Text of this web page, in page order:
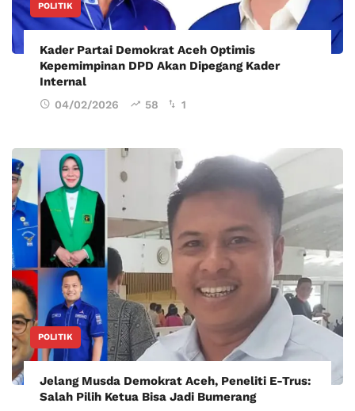
POLITIK
Kader Partai Demokrat Aceh Optimis
Kepemimpinan DPD Akan Dipegang Kader
Internal
04/02/2026 58 1
POLITIK
Jelang Musda Demokrat Aceh, Peneliti E-Trus:
Salah Pilih Ketua Bisa Jadi Bumerang